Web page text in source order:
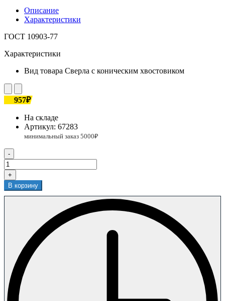
Описание
Характеристики
ГОСТ 10903-77
Характеристики
Вид товара Сверла с коническим хвостовиком
957₽
На складе
Артикул: 67283
-
+
В корзину